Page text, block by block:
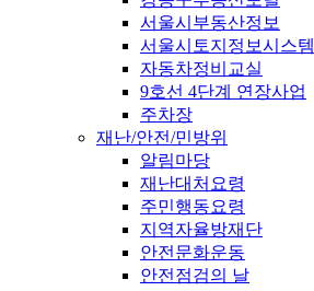
서울시부동산정보
서울시토지정보시스템
자동차정비교실
9호선 4단계 연장사업
주차장
재난/안전/민방위
알림마당
재난대처요령
주민행동요령
지역자율방재단
안전문화운동
안전점검의 날